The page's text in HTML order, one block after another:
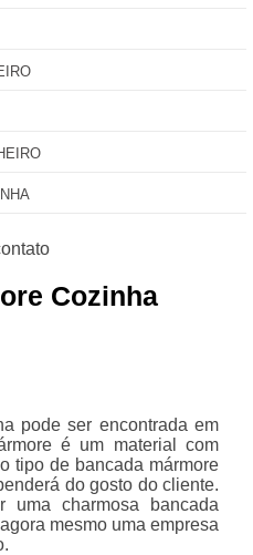
Cozinha
pode ser encontrada em
é um material com
tipo de bancada mármore
do gosto do cliente.
uma charmosa bancada
mesmo uma empresa